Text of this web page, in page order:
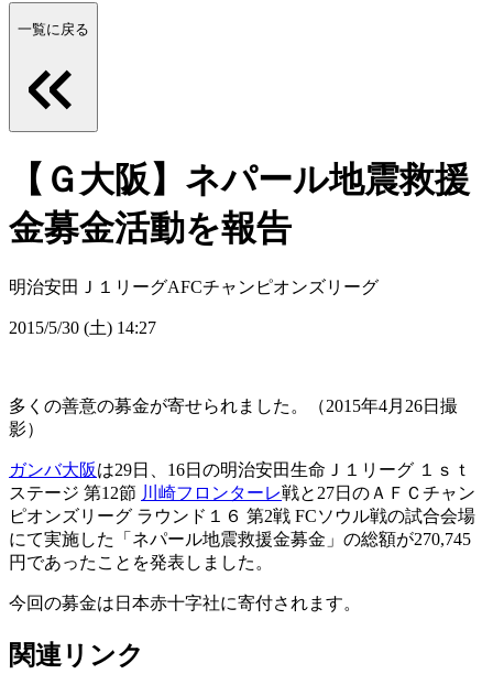
一覧に戻る
【Ｇ大阪】ネパール地震救援
金募金活動を報告
明治安田Ｊ１リーグAFCチャンピオンズリーグ
2015/5/30 (土) 14:27
多くの善意の募金が寄せられました。（2015年4月26日撮
影）
ガンバ大阪は29日、16日の明治安田生命Ｊ１リーグ １ｓｔ
ステージ 第12節 川崎フロンターレ戦と27日のＡＦＣチャン
ピオンズリーグ ラウンド１６ 第2戦 FCソウル戦の試合会場
にて実施した「ネパール地震救援金募金」の総額が270,745
円であったことを発表しました。
今回の募金は日本赤十字社に寄付されます。
関連リンク